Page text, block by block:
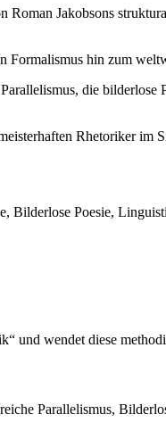
Jakobsons
Formalismus hin zum
die bilderlose
Rhetoriker im
Bilderlose Poesie,
und wendet diese
Parallelismus,